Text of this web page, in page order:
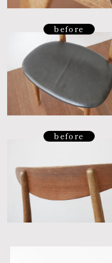
before
before